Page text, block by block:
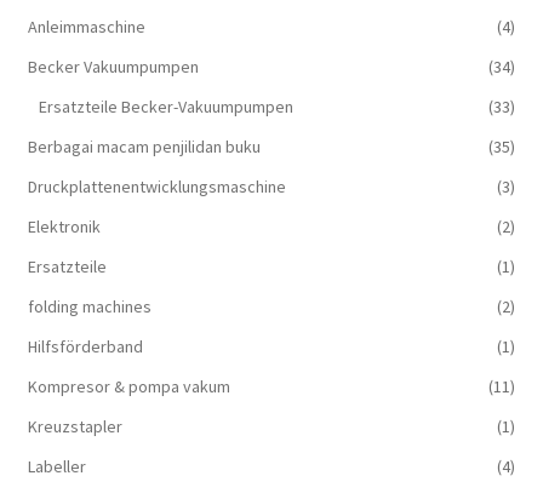
Anleimmaschine
(4)
Becker Vakuumpumpen
(34)
Ersatzteile Becker-Vakuumpumpen
(33)
Berbagai macam penjilidan buku
(35)
Druckplattenentwicklungsmaschine
(3)
Elektronik
(2)
Ersatzteile
(1)
folding machines
(2)
Hilfsförderband
(1)
Kompresor & pompa vakum
(11)
Kreuzstapler
(1)
Labeller
(4)